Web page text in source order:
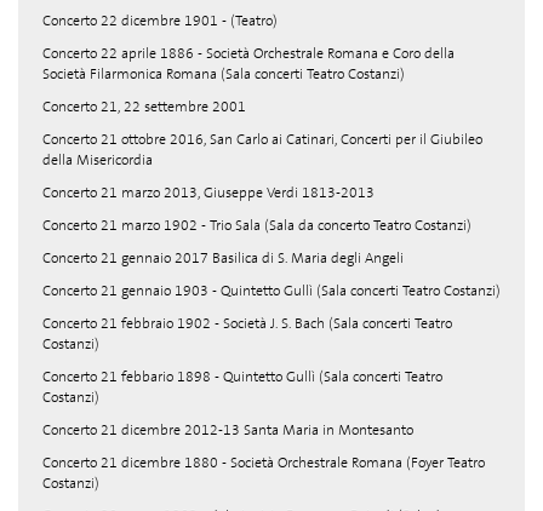
Concerto 22 dicembre 1901 - (Teatro)
Concerto 22 aprile 1886 - Società Orchestrale Romana e Coro della
Società Filarmonica Romana (Sala concerti Teatro Costanzi)
Concerto 21, 22 settembre 2001
Concerto 21 ottobre 2016, San Carlo ai Catinari, Concerti per il Giubileo
della Misericordia
Concerto 21 marzo 2013, Giuseppe Verdi 1813-2013
Concerto 21 marzo 1902 - Trio Sala (Sala da concerto Teatro Costanzi)
Concerto 21 gennaio 2017 Basilica di S. Maria degli Angeli
Concerto 21 gennaio 1903 - Quintetto Gullì (Sala concerti Teatro Costanzi)
Concerto 21 febbraio 1902 - Società J. S. Bach (Sala concerti Teatro
Costanzi)
Concerto 21 febbario 1898 - Quintetto Gullì (Sala concerti Teatro
Costanzi)
Concerto 21 dicembre 2012-13 Santa Maria in Montesanto
Concerto 21 dicembre 1880 - Società Orchestrale Romana (Foyer Teatro
Costanzi)